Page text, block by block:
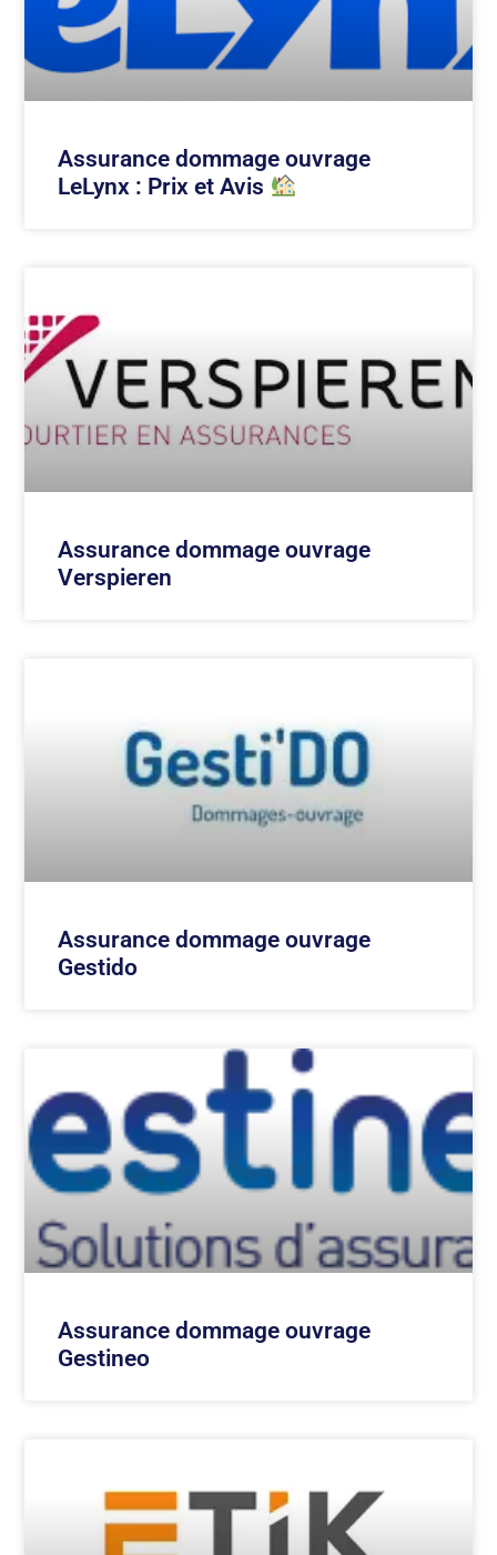
Assurance dommage ouvrage
LeLynx : Prix et Avis
Assurance dommage ouvrage
Verspieren
Assurance dommage ouvrage
Gestido
Assurance dommage ouvrage
Gestineo